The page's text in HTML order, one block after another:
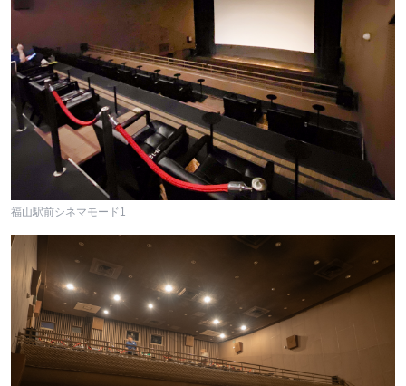
福山駅前シネマモード1